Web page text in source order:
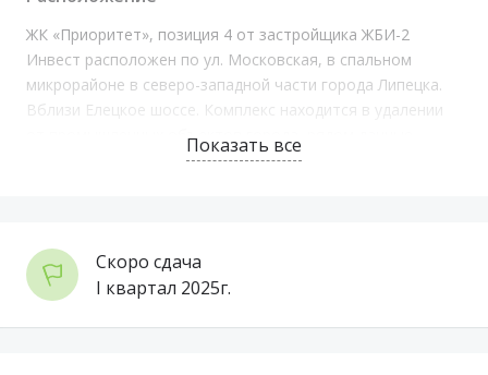
ЖК «Приоритет», позиция 4 от застройщика ЖБИ-2
Инвест расположен по ул. Московская, в спальном
микрорайоне в северо-западной части города Липецка.
Вблизи Елецкое шоссе. Комплекс находится в удалении
от промышленных объектов города, рядом дачные
посёлки, садоводство и ферма, которая занимается
Транспортная доступность
Рядом с домом расположены крупные транспортные
Показать все
Скоро сдача
I квартал 2025г.